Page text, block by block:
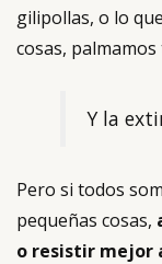
gilipollas, o lo
cosas, palmamos
Y la
Pero si todos
pequeñas cosas,
o resistir mejor